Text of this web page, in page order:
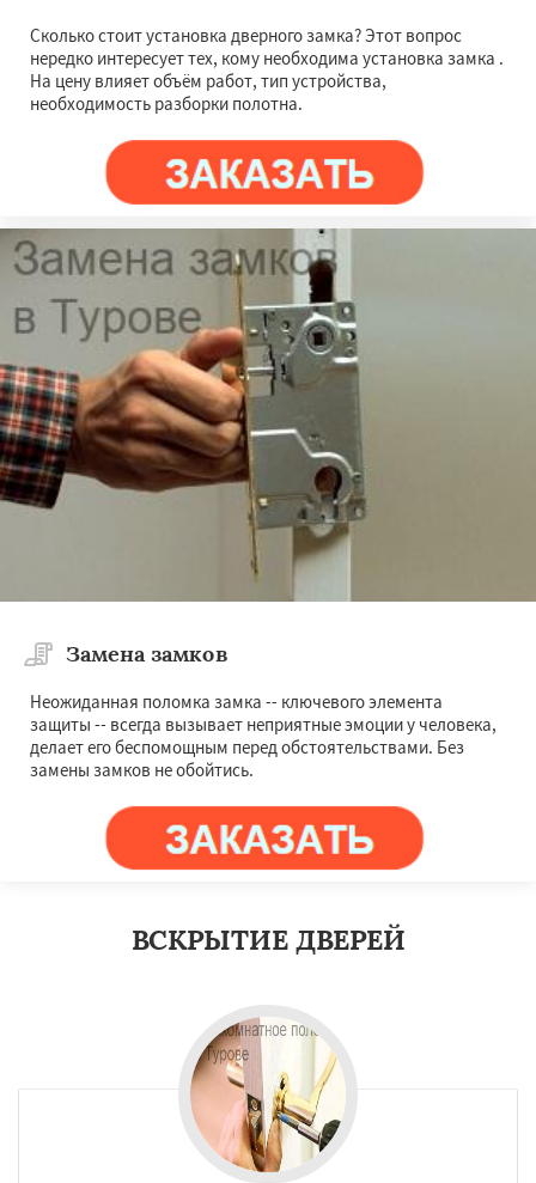
Сколько стоит установка дверного замка? Этот вопрос
нередко интересует тех, кому необходима установка замка .
На цену влияет объём работ, тип устройства,
необходимость разборки полотна.
Замена замков
Неожиданная поломка замка -- ключевого элемента
защиты -- всегда вызывает неприятные эмоции у человека,
делает его беспомощным перед обстоятельствами. Без
замены замков не обойтись.
ВСКРЫТИЕ ДВЕРЕЙ